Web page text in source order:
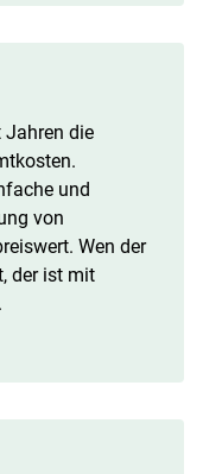
Jahren die
und
von
Wen der
der ist mit